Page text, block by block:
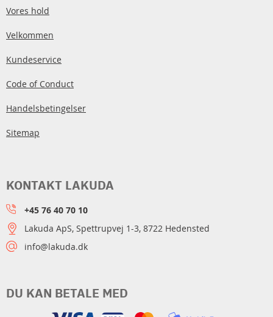
Vores hold
Velkommen
Kundeservice
Code of Conduct
Handelsbetingelser
Sitemap
DU KAN BETALE MED
KONTAKT LAKUDA
+45 76 40 70 10
Lakuda ApS, Spettrupvej 1-3, 8722 Hedensted
info@lakuda.dk